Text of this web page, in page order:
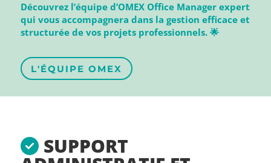
Découvrez l’équipe d’OMEX Office Manager expert
qui vous accompagnera dans la gestion efficace et
structurée de vos projets professionnels. 🌟
L'ÉQUIPE OMEX
SUPPORT